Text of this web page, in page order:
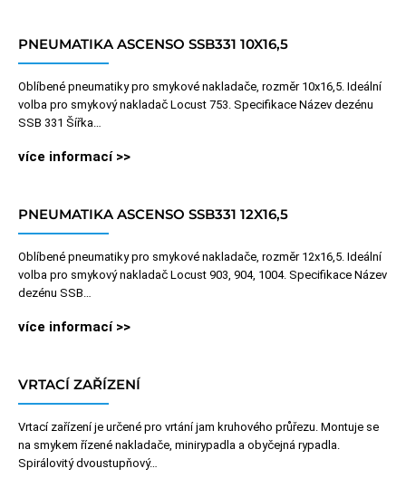
PNEUMATIKA ASCENSO SSB331 10X16,5
Oblíbené pneumatiky pro smykové nakladače, rozměr 10x16,5. Ideální
volba pro smykový nakladač Locust 753. Specifikace Název dezénu
SSB 331 Šířka…
více informací >>
PNEUMATIKA ASCENSO SSB331 12X16,5
Oblíbené pneumatiky pro smykové nakladače, rozměr 12x16,5. Ideální
volba pro smykový nakladač Locust 903, 904, 1004. Specifikace Název
dezénu SSB…
více informací >>
VRTACÍ ZAŘÍZENÍ
Vrtací zařízení je určené pro vrtání jam kruhového průřezu. Montuje se
na smykem řízené nakladače, minirypadla a obyčejná rypadla.
Spirálovitý dvoustupňový…